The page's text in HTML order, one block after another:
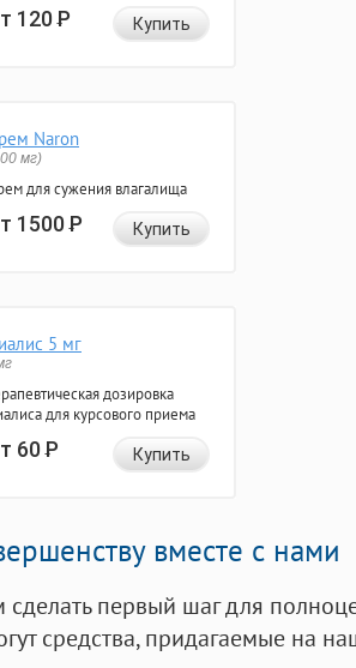
120Р Купить
Naron
мг)
для сужения влагалища
1500Р Купить
5 мг
дозировка
для курсового приема
60Р Купить
вместе с нами
первый шаг для
средства, придагаемые на